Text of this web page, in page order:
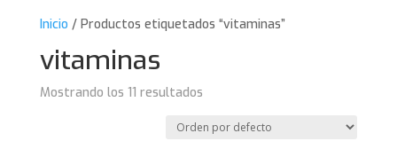
Inicio / Productos etiquetados “vitaminas”
vitaminas
Mostrando los 11 resultados